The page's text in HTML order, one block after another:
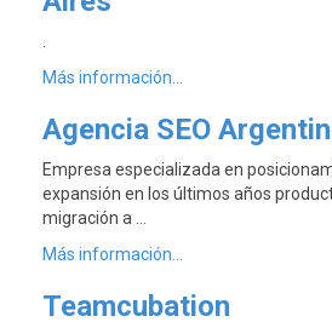
Más información...
Agencia SEO
Empresa especializada en
expansión en los últimos años
migración a …
Más información...
Teamcubation